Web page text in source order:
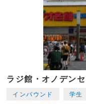
ラジ館・オノデン
インバウンド 学生